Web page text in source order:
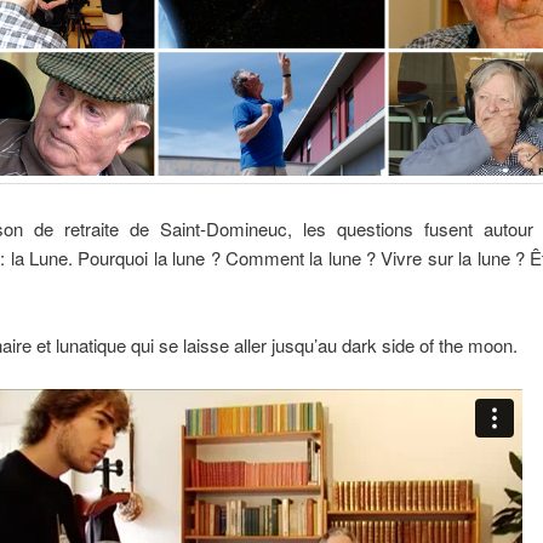
de retraite de Saint-Domineuc, les questions fusent autour
la Lune. Pourquoi la lune ? Comment la lune ? Vivre sur la lune ?
et lunatique qui se laisse aller jusqu’au dark side of the moon.